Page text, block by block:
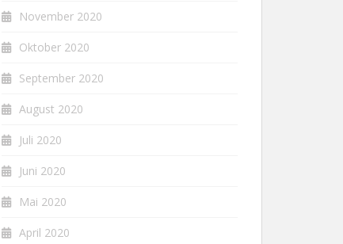
November 2020
Oktober 2020
September 2020
August 2020
Juli 2020
Juni 2020
Mai 2020
April 2020